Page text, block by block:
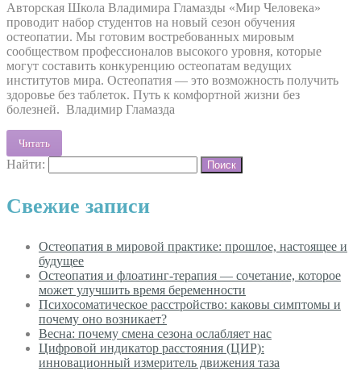
Авторская Школа Владимира Гламазды «Мир Человека»
проводит набор студентов на новый сезон обучения
остеопатии. Мы готовим востребованных мировым
сообществом профессионалов высо­кого уровня, которые
могут составить конкуренцию остеопатам ведущих
институтов мира. Остеопатия — это возможность получить
здоровье без таблеток. Путь к комфортной жизни без
болезней. Владимир Гламазда
Читать
Найти:
Свежие записи
Остеопатия в мировой практике: прошлое, настоящее и
будущее
Остеопатия и флоатинг-терапия — сочетание, которое
может улучшить время беременности
Психосоматическое расстройство: каковы симптомы и
почему оно возникает?
Весна: почему смена сезона ослабляет нас
Цифровой индикатор расстояния (ЦИР):
инновационный измеритель движения таза